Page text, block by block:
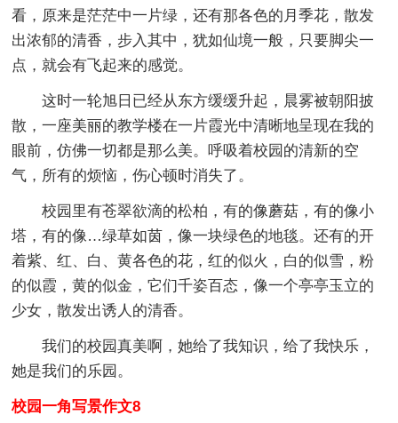
看，原来是茫茫中一片绿，还有那各色的月季花，散发
出浓郁的清香，步入其中，犹如仙境一般，只要脚尖一
点，就会有飞起来的感觉。
这时一轮旭日已经从东方缓缓升起，晨雾被朝阳披
散，一座美丽的教学楼在一片霞光中清晰地呈现在我的
眼前，仿佛一切都是那么美。呼吸着校园的清新的空
气，所有的烦恼，伤心顿时消失了。
校园里有苍翠欲滴的松柏，有的像蘑菇，有的像小
塔，有的像…绿草如茵，像一块绿色的地毯。还有的开
着紫、红、白、黄各色的花，红的似火，白的似雪，粉
的似霞，黄的似金，它们千姿百态，像一个亭亭玉立的
少女，散发出诱人的清香。
我们的校园真美啊，她给了我知识，给了我快乐，
她是我们的乐园。
校园一角写景作文8